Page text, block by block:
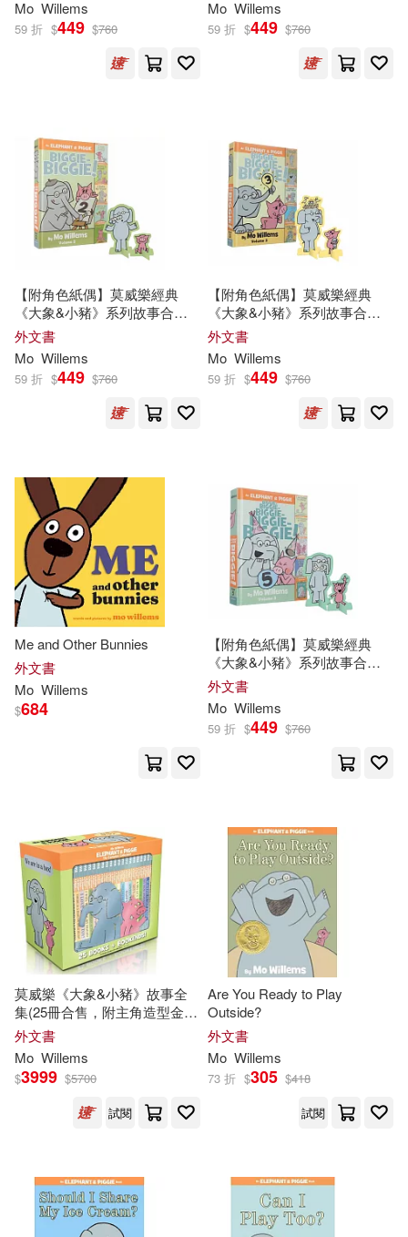
Out of Print(1) Pumphrey(1)
Richard/ Willems(1)
Thompson(1) Tom(1)
Tony (ILT)(1) Tsurumi(1)
Warburton(1) Workshop(1)
Yoe(1) 莫．威樂(1)
Mo Willems
59 折 $449 $760
Mo Willems
59 折 $449 $760
【附角色紙偶】莫威樂經典
《大象&小豬》系列故事合集
二(內含5個故事)An Elephant &
Piggie Biggie-Biggie!, Volume 2
外文書
Mo Willems
59 折 $449 $760
【附角色紙偶】莫威樂經典
《大象&小豬》系列故事合集
三(內含5個故事)An Elephant &
Piggie Biggie! Volume 3
外文書
Mo Willems
59 折 $449 $760
Me and Other Bunnies
外文書
Mo Willems
$684
【附角色紙偶】莫威樂經典
《大象&小豬》系列故事合集
五(內含5個故事)An Elephant &
Piggie Biggie!, Volume 5
外文書
Mo Willems
59 折 $449 $760
莫威樂《大象&小豬》故事全
集(25冊合售，附主角造型金屬
書檔)Elephant & Piggie: The
Complete Collection
外文書
Mo Willems
$3999 $5700
試閱
Are You Ready to Play
Outside?
外文書
Mo Willems
73 折 $305 $418
試閱